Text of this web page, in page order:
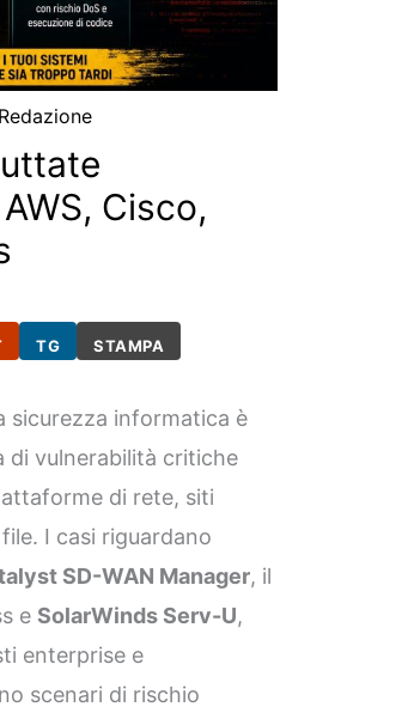
Redazione
Cisco,
TG STAMPA
sicurezza informatica è
di vulnerabilità critiche
di rete, siti
I casi riguardano
SD-WAN Manager, il
e SolarWinds Serv-U,
enterprise e
scenari di rischio